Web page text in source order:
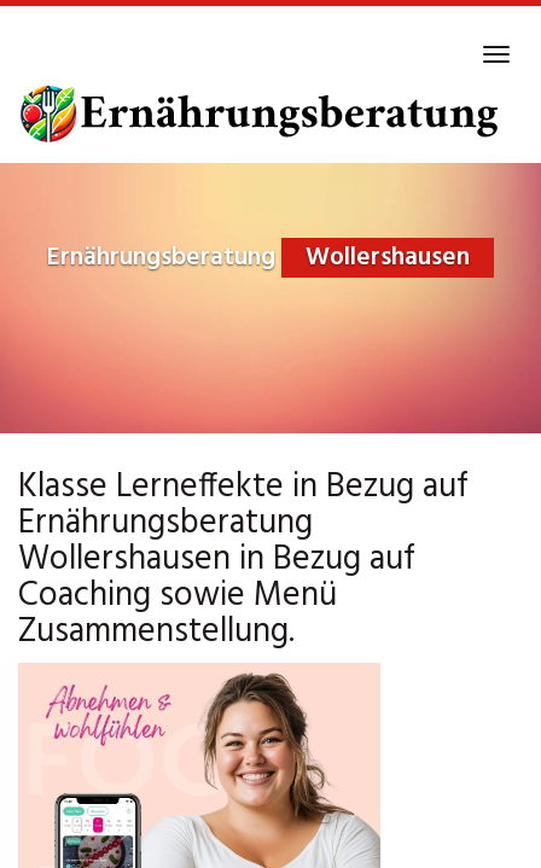
main
content
Ernährungsberatung Wollershausen
Klasse Lerneffekte in Bezug auf
Ernährungsberatung
Wollershausen in Bezug auf
Coaching sowie Menü
Zusammenstellung.